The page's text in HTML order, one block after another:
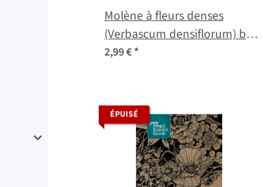
Molène à fleurs denses
(Verbascum densiflorum) bio
semences
2,99 €*
ÉPUISÉ